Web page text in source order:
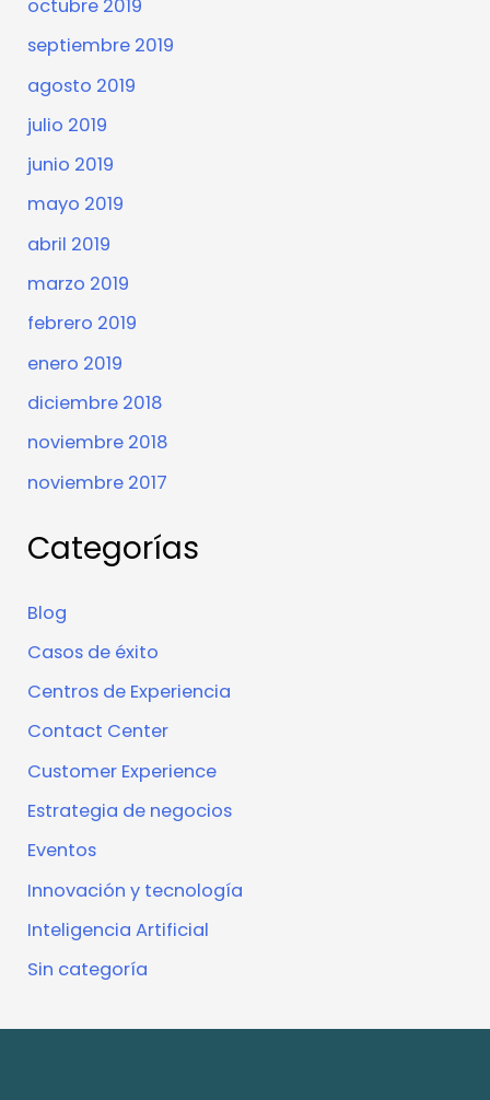
octubre 2019
septiembre 2019
agosto 2019
julio 2019
junio 2019
mayo 2019
abril 2019
marzo 2019
febrero 2019
enero 2019
diciembre 2018
noviembre 2018
noviembre 2017
Categorías
Blog
Casos de éxito
Centros de Experiencia
Contact Center
Customer Experience
Estrategia de negocios
Eventos
Innovación y tecnología
Inteligencia Artificial
Sin categoría